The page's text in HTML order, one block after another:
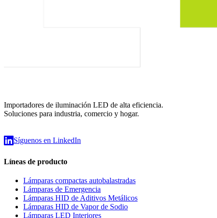
Importadores de iluminación LED de alta eficiencia.
Soluciones para industria, comercio y hogar.
Síguenos en LinkedIn
Líneas de producto
Lámparas compactas autobalastradas
Lámparas de Emergencia
Lámparas HID de Aditivos Metálicos
Lámparas HID de Vapor de Sodio
Lámparas LED Interiores